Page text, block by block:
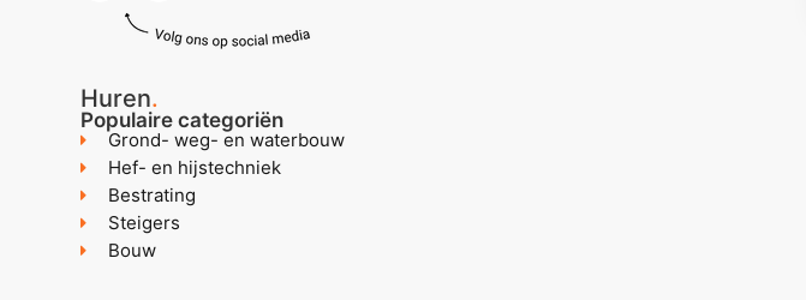
Huren.
Populaire categoriën
Grond- weg- en waterbouw
Hef- en hijstechniek
Bestrating
Steigers
Bouw